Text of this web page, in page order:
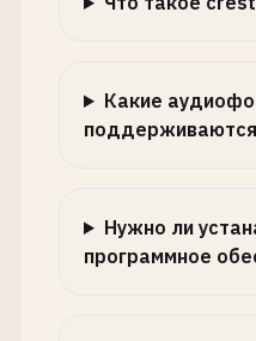
Какие
Нужно ли
программное